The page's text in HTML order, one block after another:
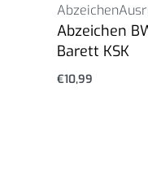
Abzeichen
Abzeichen
Barett KSK
€10,99